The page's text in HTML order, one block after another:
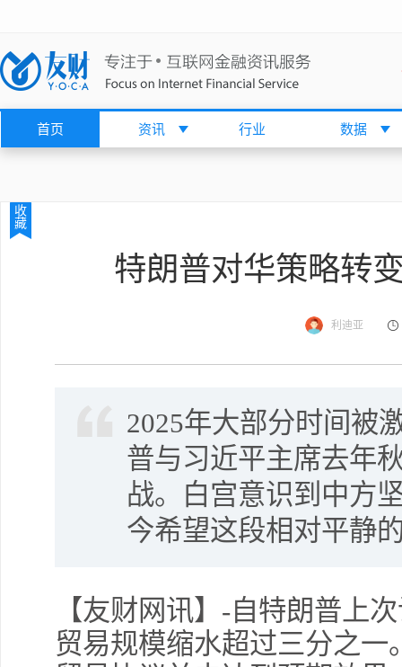
首页 资讯 行业 数据
收
藏
特朗普对华策略转
利迪亚
2025年大部分时间被
普与习近平主席去年
战。白宫意识到中方
今希望这段相对平静
【友财网讯】-自特朗普上
贸易规模缩水超过三分之